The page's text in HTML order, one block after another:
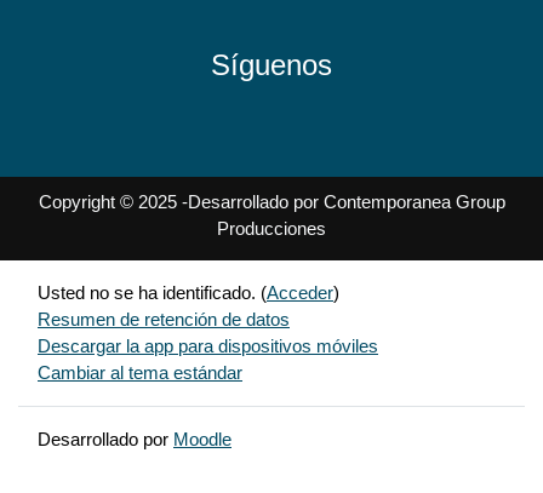
Síguenos
Copyright © 2025 -Desarrollado por Contemporanea Group
Producciones
Usted no se ha identificado. (Acceder)
Resumen de retención de datos
Descargar la app para dispositivos móviles
Cambiar al tema estándar
Desarrollado por Moodle